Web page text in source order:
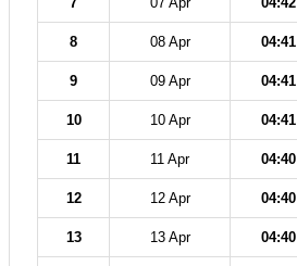
8 08 Apr 04:41
9 09 Apr 04:41
10 10 Apr 04:41
11 11 Apr 04:40
12 12 Apr 04:40
13 13 Apr 04:40